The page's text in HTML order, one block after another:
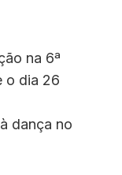
na 6ª
o dia 26
dança no